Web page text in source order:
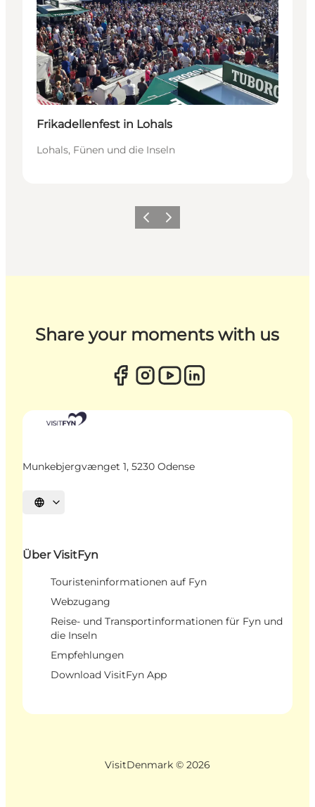
Frikadellenfest in Lohals
Lohals, Fünen und die Inseln
ZurückWeiter
Share your moments with us
Munkebjergvænget 1, 5230 Odense
Sprache auswählen
Über VisitFyn
Touristeninformationen auf Fyn
Webzugang
Reise- und Transportinformationen für Fyn und
die Inseln
Empfehlungen
Download VisitFyn App
VisitDenmark © 2026